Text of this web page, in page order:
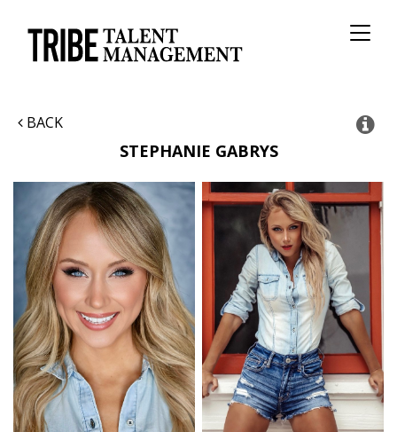
BACK
STEPHANIE GABRYS